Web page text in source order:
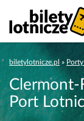
biletylotnicze.pl »
Clermont-
Port